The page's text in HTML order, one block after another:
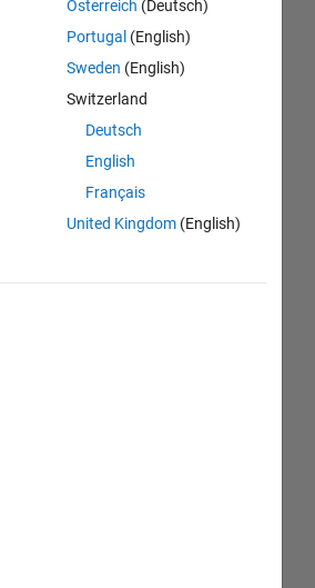
Österreich (Deutsch)
Portugal (English)
Sweden (English)
Switzerland
Deutsch
English
Français
United Kingdom(English)